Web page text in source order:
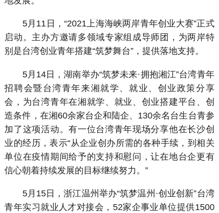
5月11日，“2021上海海峡两岸青年创业大赛”正式
启动。主办方邀请多领域专家组成导师团，为两岸特
别是台湾创业青年搭建“筑梦舞台”，提供落地支持。
5月14日，湖南举办“筑梦未来·拥抱湘江”台湾青年
招聘会暨台湾青年来湘就学、就业、创业政策分享
会，为台湾青年在湘就学、就业、创业搭建平台、创
造条件，在湘60余家台企和陆企、130余名台生台青参
加了这项活动。有一位台湾青年现场分享他在长沙创
业的经历，表示“从企业创办所需的各种手续，到相关
单位在疫情期间给予的支持和慰问，让在地台企更有
信心朝着持续发展的目标继续努力。”
5月15日，浙江温州举办“筑梦温州 ·创业创新”台湾
青年实习就业人才对接会，52家企事业单位提供1500